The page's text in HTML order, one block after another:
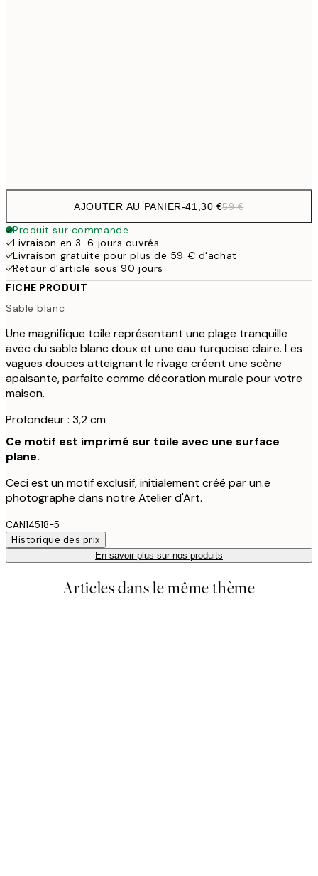
AJOUTER AU PANIER-41,30 €59 €
Produit sur commande
Livraison en 3-6 jours ouvrés
Livraison gratuite pour plus de 59 € d'achat
Retour d'article sous 90 jours
FICHE PRODUIT
Sable blanc
Une magnifique toile représentant une plage tranquille
avec du sable blanc doux et une eau turquoise claire. Les
vagues douces atteignant le rivage créent une scène
apaisante, parfaite comme décoration murale pour votre
maison.
Profondeur : 3,2 cm
Ce motif est imprimé sur toile avec une surface
plane.
Ceci est un motif exclusif, initialement créé par un.e
photographe dans notre Atelier d'Art.
CAN14518-5
Historique des prix
En savoir plus sur nos produits
Articles dans le même thème